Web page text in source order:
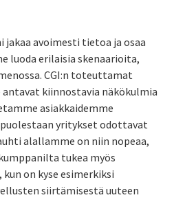
jakaa avoimesti tietoa ja osaa
luoda erilaisia skenaarioita,
CGI:n toteuttamat
kiinnostavia näkökulmia
asiakkaidemme
yritykset odottavat
alallamme on niin nopeaa,
tukea myös
on kyse esimerkiksi
siirtämisestä uuteen